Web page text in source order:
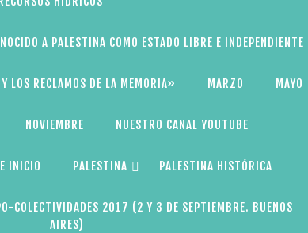
A PALESTINA COMO ESTADO LIBRE E INDEPENDIENTE
RECLAMOS DE LA MEMORIA» MARZO MAYO
NOVIEMBRE NUESTRO CANAL YOUTUBE
INICIO PALESTINA PALESTINA HISTÓRICA
COLECTIVIDADES 2017 (2 Y 3 DE SEPTIEMBRE. BUENOS
AIRES)